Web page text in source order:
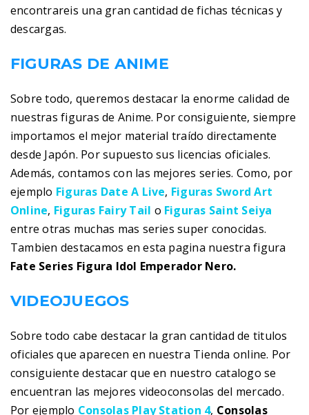
encontrareis una gran cantidad de fichas técnicas y
descargas.
FIGURAS DE ANIME
Sobre todo, queremos destacar la enorme calidad de
nuestras figuras de Anime. Por consiguiente, siempre
importamos el mejor material traído directamente
desde Japón. Por supuesto sus licencias oficiales.
Además, contamos con las mejores series. Como, por
ejemplo Figuras Date A Live, Figuras Sword Art
Online, Figuras Fairy Tail o Figuras Saint Seiya
entre otras muchas mas series super conocidas.
Tambien destacamos en esta pagina nuestra figura
Fate Series Figura Idol Emperador Nero.
VIDEOJUEGOS
Sobre todo cabe destacar la gran cantidad de titulos
oficiales que aparecen en nuestra Tienda online. Por
consiguiente destacar que en nuestro catalogo se
encuentran las mejores videoconsolas del mercado.
Por ejemplo Consolas Play Station 4, Consolas